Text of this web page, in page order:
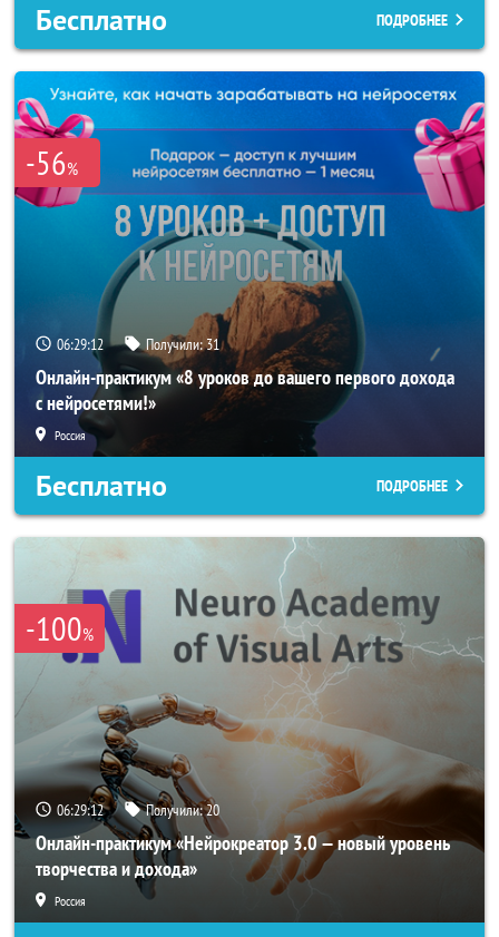
Бесплатно ПОДРОБНЕЕ
-56%
06:29:11 Получили:31
Онлайн-практикум «8 уроков до вашего первого дохода
с нейросетями!»
Россия
Бесплатно ПОДРОБНЕЕ
-100%
06:29:11 Получили:20
Онлайн-практикум «Нейрокреатор 3.0 — новый уровень
творчества и дохода»
Россия